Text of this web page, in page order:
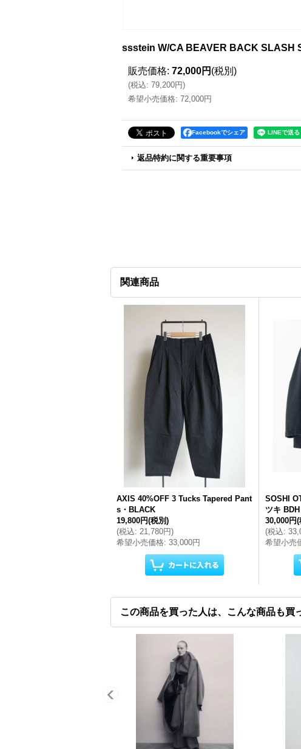
ssstein W/CA BEAVER BACK SLASH
販売価格: 72,000円 (税別)
(税込: 79,200円)
希望小売価格: 72,000円
Facebookでシェア
返品特約に関する重要事項
関連商品
AXIS 40%OFF 3 Tucks Tapered Pant
s・BLACK
19,800円(税別)
(税込: 21,780円)
希望小売価格: 33,000円
SOSHI
ツキ
30,000円(
(税込:
希望小売
この商品を買った人は、こんな商品も買